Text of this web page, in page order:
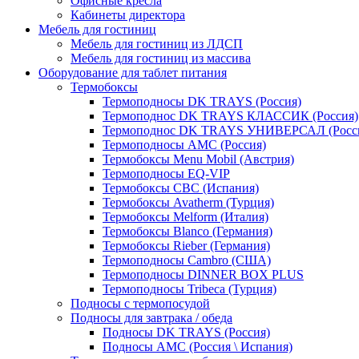
Кабинеты директора
Мебель для гостиниц
Мебель для гостиниц из ЛДСП
Мебель для гостиниц из массива
Оборудование для таблет питания
Термобоксы
Термоподносы DK TRAYS (Россия)
Термоподнос DK TRAYS КЛАССИК (Россия)
Термоподнос DK TRAYS УНИВЕРСАЛ
Термоподносы AMC (Россия)
Термобоксы Menu Mobil (Австрия)
Термоподносы EQ-VIP
Термобоксы CBC (Испания)
Термобоксы Avatherm (Турция)
Термобоксы Melform (Италия)
Термобоксы Blanco (Германия)
Термобоксы Rieber (Германия)
Термоподносы Cambro (США)
Термоподносы DINNER BOX PLUS
Термоподносы Tribeca (Турция)
Подносы с термопосудой
Подносы для завтрака / обеда
Подносы DK TRAYS (Россия)
Подносы AMC (Россия \ Испания)